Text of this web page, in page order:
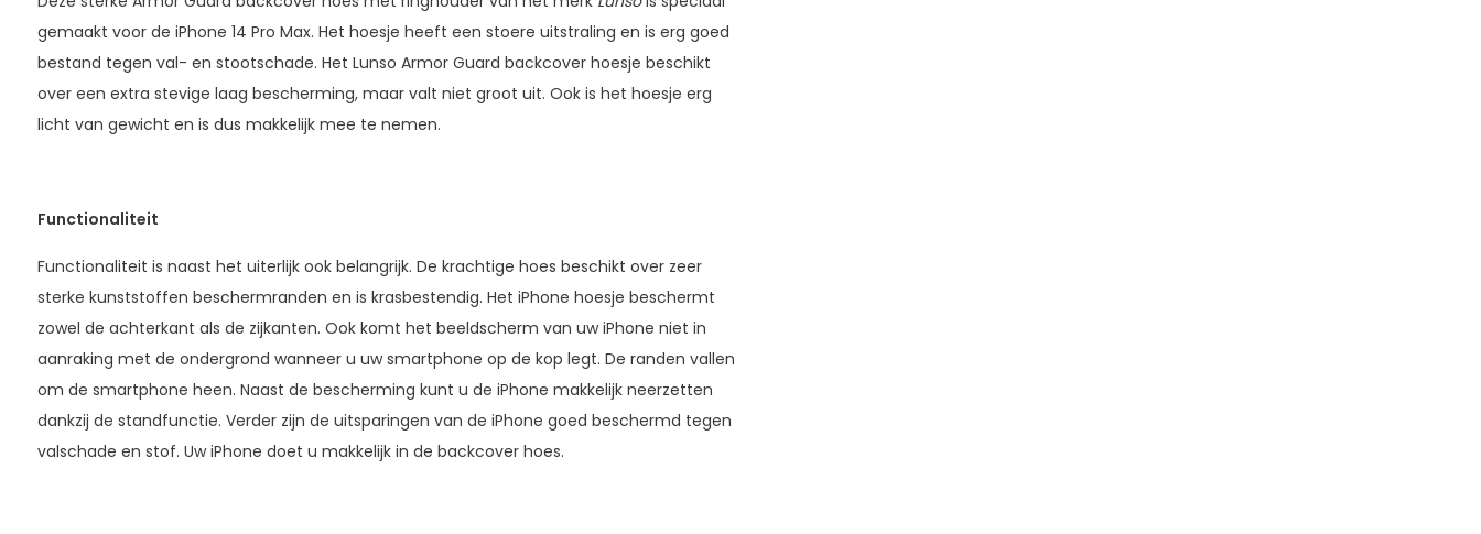
gemaakt voor de iPhone 14 Pro Max. Het hoesje heeft een stoere uitstraling en is erg goed
bestand tegen val- en stootschade. Het Lunso Armor Guard backcover hoesje beschikt
over een extra stevige laag bescherming, maar valt niet groot uit. Ook is het hoesje erg
licht van gewicht en is dus makkelijk mee te nemen.
Functionaliteit
Functionaliteit is naast het uiterlijk ook belangrijk. De krachtige hoes beschikt over zeer
sterke kunststoffen beschermranden en is krasbestendig. Het iPhone hoesje beschermt
zowel de achterkant als de zijkanten. Ook komt het beeldscherm van uw iPhone niet in
aanraking met de ondergrond wanneer u uw smartphone op de kop legt. De randen vallen
om de smartphone heen. Naast de bescherming kunt u de iPhone makkelijk neerzetten
dankzij de standfunctie. Verder zijn de uitsparingen van de iPhone goed beschermd tegen
valschade en stof. Uw iPhone doet u makkelijk in de backcover hoes.